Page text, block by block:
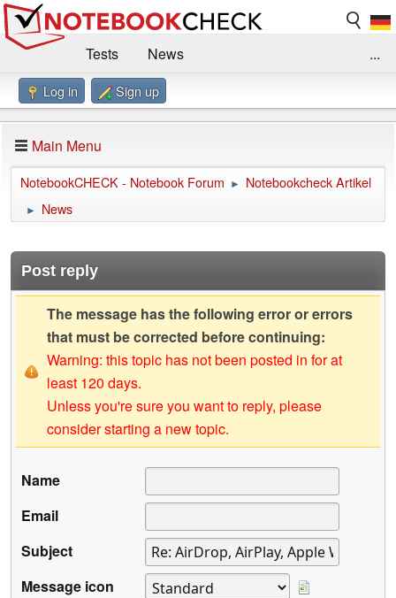
Tests
News
Benchmarks / Technik
Forum
Impressum
...
Log in Sign up
Main Menu
NotebookCHECK - Notebook Forum ► Notebookcheck Artikel
► News
Post reply
The message has the following error or errors
that must be corrected before continuing:
Warning: this topic has not been posted in for at
least 120 days.
Unless you're sure you want to reply, please
consider starting a new topic.
Name
Email
Subject
Message icon